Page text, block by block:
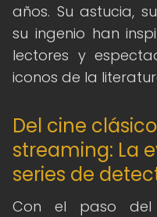
años. Su astucia,
su ingenio han
lectores y
iconos de la
Del cine
streaming: La
series de
Con el paso del